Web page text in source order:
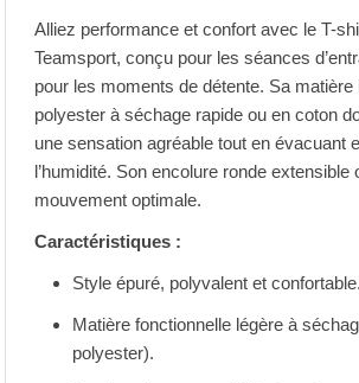
Alliez performance et confort avec le T-
Teamsport, conçu pour les séances
pour les moments de détente. Sa
polyester à séchage rapide ou en coton
une sensation agréable tout en évacuant
l’humidité. Son encolure ronde extensible
mouvement optimale.
Caractéristiques :
Style épuré, polyvalent et confortable.
Matière fonctionnelle légère à
polyester).